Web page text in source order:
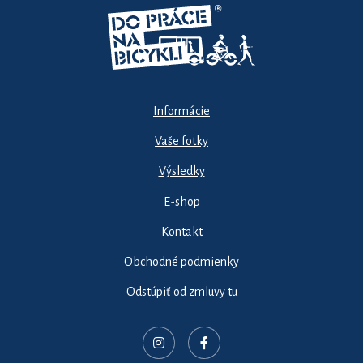
Informácie
Vaše fotky
Výsledky
E-shop
Kontakt
Obchodné podmienky
Odstúpiť od zmluvy tu